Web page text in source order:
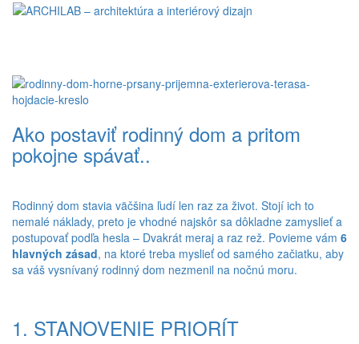
Ako postaviť rodinný dom a pritom
pokojne spávať..
Rodinný dom stavia väčšina ľudí len raz za život. Stojí ich to
nemalé náklady, preto je vhodné najskôr sa dôkladne zamyslieť a
postupovať podľa hesla – Dvakrát meraj a raz rež. Povieme vám 6
hlavných zásad, na ktoré treba myslieť od samého začiatku, aby
sa váš vysnívaný rodinný dom nezmenil na nočnú moru.
1. STANOVENIE PRIORÍT